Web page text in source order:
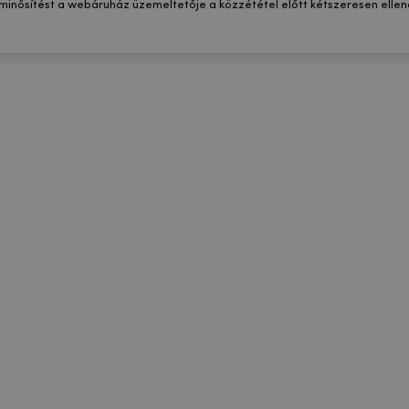
a webáruház üzemeltetője a közzététel előtt kétszeresen